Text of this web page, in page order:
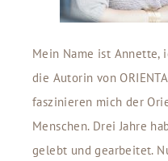
Mein Name ist Annette,
die Autorin von
faszinieren mich der
Menschen. Drei Jahre
gelebt und gearbeitet.